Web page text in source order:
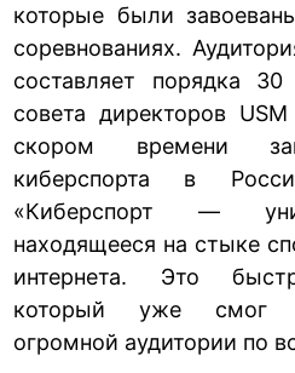
которые были
соревнованиях.
составляет порядка
совета директоров
скором времени
киберспорта в
«Киберспорт —
находящееся на стыке
интернета. Это
который уже смог
огромной аудитории по